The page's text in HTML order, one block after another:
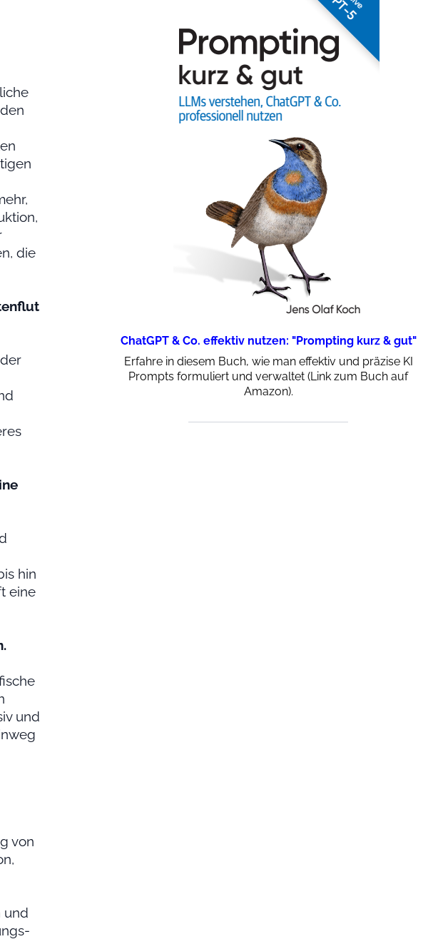
die
hin
eine
und
von
und
ChatGPT & Co. effektiv nutzen: "Prompting kurz & gut"
Erfahre in diesem Buch, wie man effektiv und präzise KI
Prompts formuliert und verwaltet (Link zum Buch auf
Amazon).